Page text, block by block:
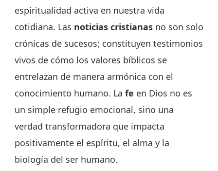
espiritualidad activa en nuestra vida
cotidiana. Las noticias cristianas no son solo
crónicas de sucesos; constituyen testimonios
vivos de cómo los valores bíblicos se
entrelazan de manera armónica con el
conocimiento humano. La fe en Dios no es
un simple refugio emocional, sino una
verdad transformadora que impacta
positivamente el espíritu, el alma y la
biología del ser humano.